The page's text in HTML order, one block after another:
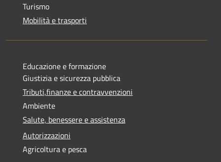
Turismo
Mobilità e trasporti
Educazione e formazione
Giustizia e sicurezza pubblica
Tributi,finanze e contravvenzioni
Ambiente
Salute, benessere e assistenza
Autorizzazioni
Agricoltura e pesca